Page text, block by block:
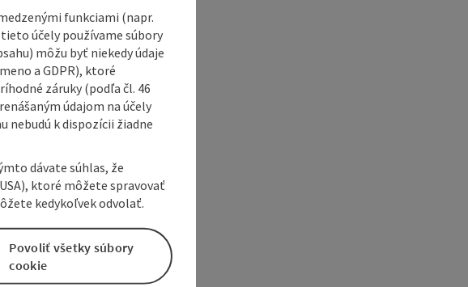
funkciami (napr.
účely používame súbory
môžu byť niekedy údaje
a GDPR), ktoré
záruky (podľa čl. 46
údajom na účely
k dispozícii žiadne
dávate súhlas, že
ktoré môžete spravovať
kedykoľvek odvolať.
Povoliť všetky súbory
cookie